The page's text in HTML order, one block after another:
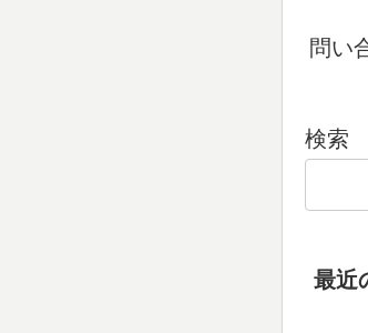
問い
検索
最近